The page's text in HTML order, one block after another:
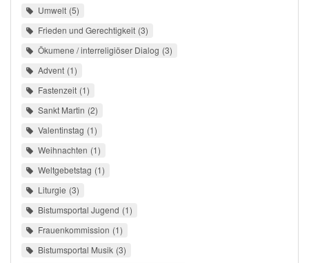
Umwelt 5
Frieden und Gerechtigkeit 3
Ökumene / interreligiöser Dialog 3
Advent 1
Fastenzeit 1
Sankt Martin 2
Valentinstag 1
Weihnachten 1
Weltgebetstag 1
Liturgie 3
Bistumsportal Jugend 1
Frauenkommission 1
Bistumsportal Musik 3